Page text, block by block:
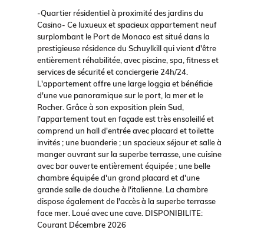
-Quartier résidentiel à proximité des jardins du
Casino- Ce luxueux et spacieux appartement neuf
surplombant le Port de Monaco est situé dans la
prestigieuse résidence du Schuylkill qui vient d'être
entièrement réhabilitée, avec piscine, spa, fitness et
services de sécurité et conciergerie 24h/24.
L'appartement offre une large loggia et bénéficie
d'une vue panoramique sur le port, la mer et le
Rocher. Grâce à son exposition plein Sud,
l'appartement tout en façade est très ensoleillé et
comprend un hall d'entrée avec placard et toilette
invités ; une buanderie ; un spacieux séjour et salle à
manger ouvrant sur la superbe terrasse, une cuisine
avec bar ouverte entièrement équipée ; une belle
chambre équipée d'un grand placard et d'une
grande salle de douche à l'italienne. La chambre
dispose également de l'accès à la superbe terrasse
face mer. Loué avec une cave. DISPONIBILITE:
Courant Décembre 2026